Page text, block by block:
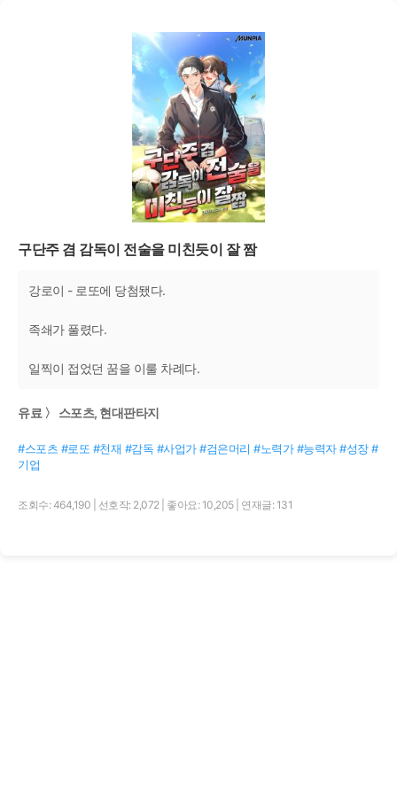
구단주 겸 감독이 전술을 미친듯이 잘 짬
강로이 - 로또에 당첨됐다.
족쇄가 풀렸다.
일찍이 접었던 꿈을 이룰 차례다.
유료 〉 스포츠, 현대판타지
#스포츠 #로또 #천재 #감독 #사업가 #검은머리 #노력가 #능력자 #성장 #
기업
조회수: 464,190 선호작: 2,072 좋아요: 10,205 연재글: 131